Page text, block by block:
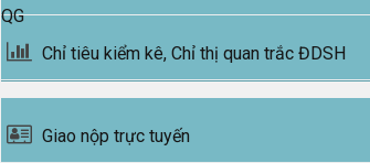
QG
Chỉ tiêu kiểm kê, Chỉ thị quan trắc ĐDSH
Giao nộp trực tuyến